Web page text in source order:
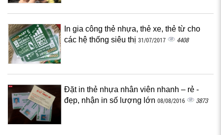
In gia công thẻ nhựa, thẻ xe, thẻ từ cho
các hệ thống siêu thị 31/07/2017 4408
Đặt in thẻ nhựa nhân viên nhanh – rẻ -
đẹp, nhận in số lượng lớn 08/08/2016 3873